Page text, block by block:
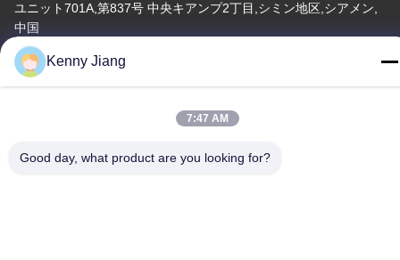
ユニット701A,第837号 中央キアンプ2丁目,シミン地区,シアメン,
中国
工場住所
第72号 ユンジュン道路 武峰村 崇武町 泉州市 福建市
Kenny Jiang
7:47 AM
Good day, what product are you looking for?